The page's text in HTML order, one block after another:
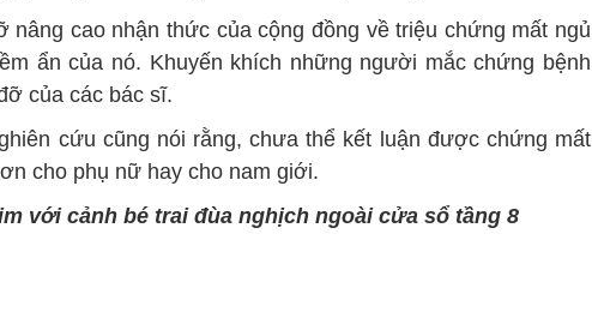
nâng cao nhận thức của cộng đồng về triệu chứng mất ngủ
ẩn của nó. Khuyến khích những người mắc chứng bệnh
của các bác sĩ.
cứu cũng nói rằng, chưa thể kết luận được chứng mất
cho phụ nữ hay cho nam giới.
với cảnh bé trai đùa nghịch ngoài cửa sổ tầng 8